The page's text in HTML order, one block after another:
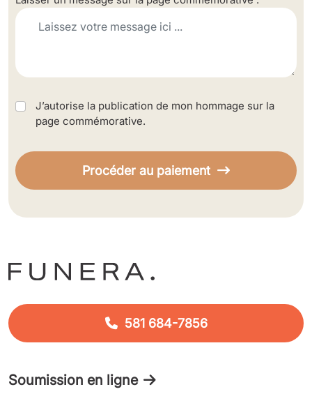
J’autorise la publication de mon hommage sur la
page commémorative.
Procéder au paiement
581 684-7856
Soumission en ligne